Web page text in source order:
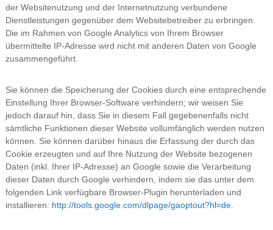
der Websitenutzung und der Internetnutzung verbundene
Dienstleistungen gegenüber dem Websitebetreiber zu erbringen.
Die im Rahmen von Google Analytics von Ihrem Browser
übermittelte IP-Adresse wird nicht mit anderen Daten von Google
zusammengeführt.
Sie können die Speicherung der Cookies durch eine entsprechende
Einstellung Ihrer Browser-Software verhindern; wir weisen Sie
jedoch darauf hin, dass Sie in diesem Fall gegebenenfalls nicht
sämtliche Funktionen dieser Website vollumfänglich werden nutzen
können. Sie können darüber hinaus die Erfassung der durch das
Cookie erzeugten und auf Ihre Nutzung der Website bezogenen
Daten (inkl. Ihrer IP-Adresse) an Google sowie die Verarbeitung
dieser Daten durch Google verhindern, indem sie das unter dem
folgenden Link verfügbare Browser-Plugin herunterladen und
installieren: http://tools.google.com/dlpage/gaoptout?hl=de.